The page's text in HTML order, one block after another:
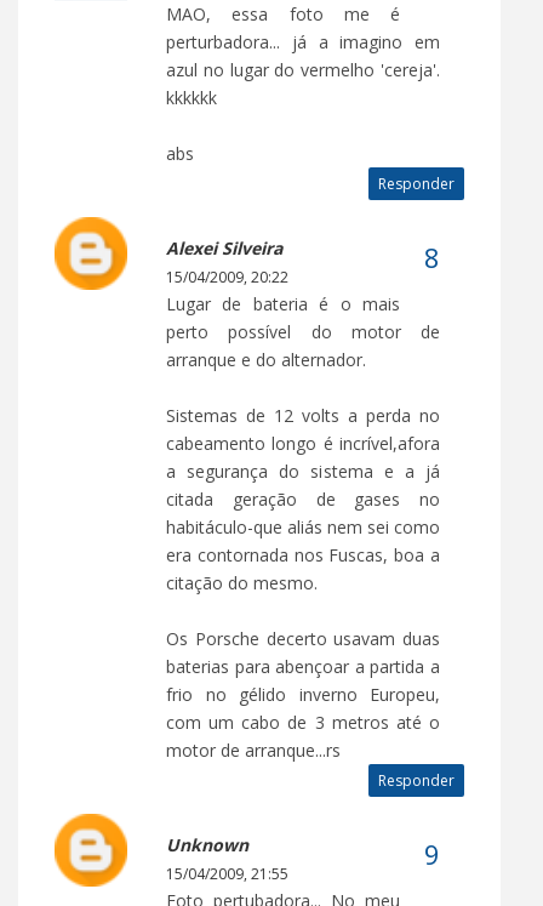
MAO, essa foto me é
perturbadora... já a imagino em
azul no lugar do vermelho 'cereja'.
kkkkkk
abs
Responder
Alexei Silveira
15/04/2009, 20:22
Lugar de bateria é o mais
perto possível do motor de
arranque e do alternador.
Sistemas de 12 volts a perda no
cabeamento longo é incrível,afora
a segurança do sistema e a já
citada geração de gases no
habitáculo-que aliás nem sei como
era contornada nos Fuscas, boa a
citação do mesmo.
Os Porsche decerto usavam duas
baterias para abençoar a partida a
frio no gélido inverno Europeu,
com um cabo de 3 metros até o
motor de arranque...rs
Responder
Unknown
15/04/2009, 21:55
Foto pertubadora... No meu